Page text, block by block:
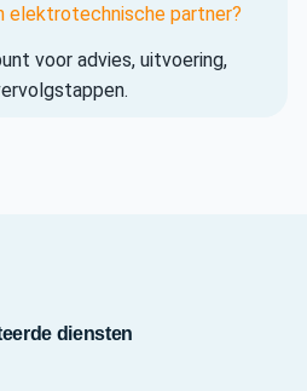
elektrotechnische partner?
voor advies, uitvoering,
diensten